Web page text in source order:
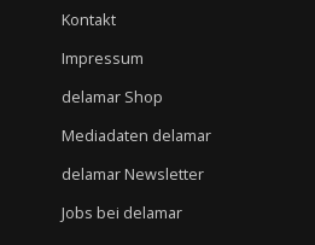
Kontakt
Impressum
delamar Shop
Mediadaten delamar
delamar Newsletter
Jobs bei delamar